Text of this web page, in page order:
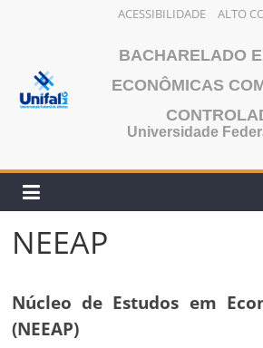
ACESSIBILIDADE ALTO
conteúdo
BACHARELADO
ECONÔMICAS
Universidade
NEEAP
Núcleo de Estudos em
(NEEAP)